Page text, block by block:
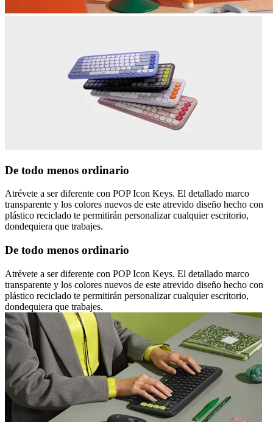
De todo menos ordinario
Atrévete a ser diferente con POP Icon Keys. El detallado marco
transparente y los colores nuevos de este atrevido diseño hecho con
plástico reciclado te permitirán personalizar cualquier escritorio,
dondequiera que trabajes.
De todo menos ordinario
Atrévete a ser diferente con POP Icon Keys. El detallado marco
transparente y los colores nuevos de este atrevido diseño hecho con
plástico reciclado te permitirán personalizar cualquier escritorio,
dondequiera que trabajes.